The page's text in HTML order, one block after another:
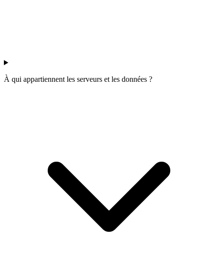
À qui appartiennent les serveurs et les données ?